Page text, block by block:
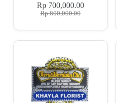
Rp800,000.00
Rp700,000.00